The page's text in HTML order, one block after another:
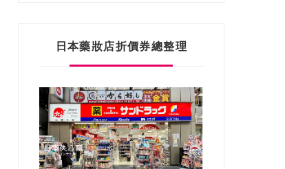
日本藥妝店折價券總整理